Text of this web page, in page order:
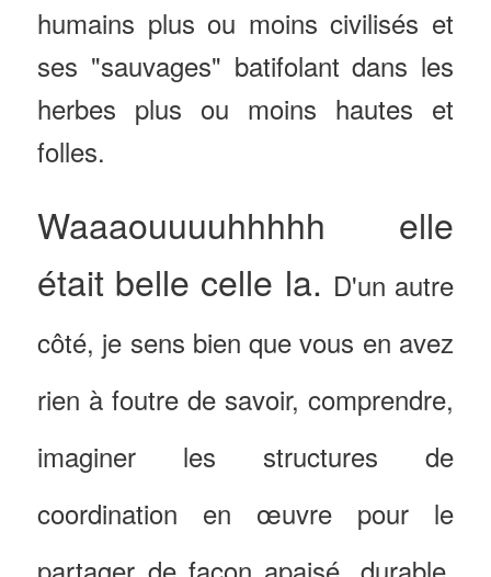
humains plus ou moins civilisés et
ses "sauvages" batifolant dans les
herbes plus ou moins hautes et
folles.
Waaaouuuuhhhhh elle
était belle celle la. D'un autre
côté, je sens bien que vous en avez
rien à foutre de savoir, comprendre,
imaginer les structures de
coordination en œuvre pour le